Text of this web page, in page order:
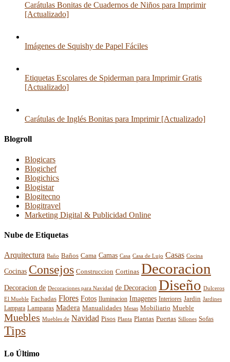
Carátulas Bonitas de Cuadernos de Niños para Imprimir
[Actualizado]
Imágenes de Squishy de Papel Fáciles
Etiquetas Escolares de Spiderman para Imprimir Gratis
[Actualizado]
Carátulas de Inglés Bonitas para Imprimir [Actualizado]
Blogroll
Blogicars
Blogichef
Blogichics
Blogistar
Blogitecno
Blogitravel
Marketing Digital & Publicidad Online
Nube de Etiquetas
Arquitectura Baño Baños Cama Camas Casa Casa de Lujo Casas Cocina
Cocinas Consejos Construccion Cortinas Decoracion
Decoracion de Decoraciones para Navidad de Decoracion Diseño Dulceros
El Mueble Fachadas Flores Fotos Iluminacion Imagenes Interiores Jardin Jardines
Lampara Lamparas Madera Manualidades Mesas Mobiliario Mueble
Muebles Muebles de Navidad Pisos Planta Plantas Puertas Sillones Sofas
Tips
Lo Último